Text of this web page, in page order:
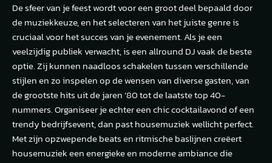
De sfeer van je feest wordt voor een groot deel bepaald door
de muziekkeuze, en het selecteren van het juiste genre is
cruciaal voor het succes van je evenement. Als je een
veelzijdig publiek verwacht, is een allround DJ vaak de beste
optie. Zij kunnen naadloos schakelen tussen verschillende
stijlen en zo inspelen op de wensen van diverse gasten, van
de grootste hits uit de jaren ’80 tot de laatste top 40-
nummers. Organiseer je echter een chic cocktailavond of een
trendy bedrijfsevent, dan past housemuziek wellicht perfect.
Met zijn opzwepende beats en ritmische baslijnen creëert
housemuziek een energieke en moderne ambiance die